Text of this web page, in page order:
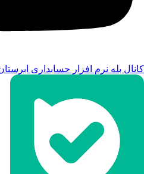
کانال بله نرم افزار حسابداری